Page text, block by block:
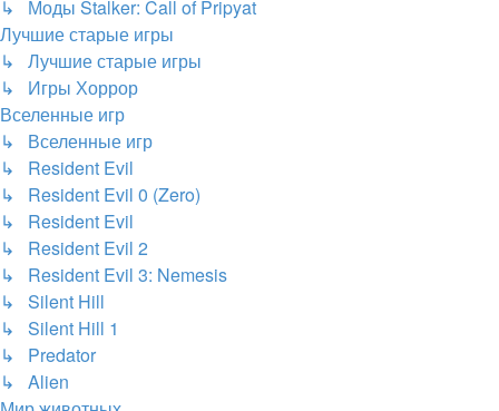
↳ Моды Stalker: Call of Pripyat
Лучшие старые игры
↳ Лучшие старые игры
↳ Игры Хоррор
Вселенные игр
↳ Вселенные игр
↳ Resident Evil
↳ Resident Evil 0 (Zero)
↳ Resident Evil
↳ Resident Evil 2
↳ Resident Evil 3: Nemesis
↳ Silent Hill
↳ Silent Hill 1
↳ Predator
↳ Alien